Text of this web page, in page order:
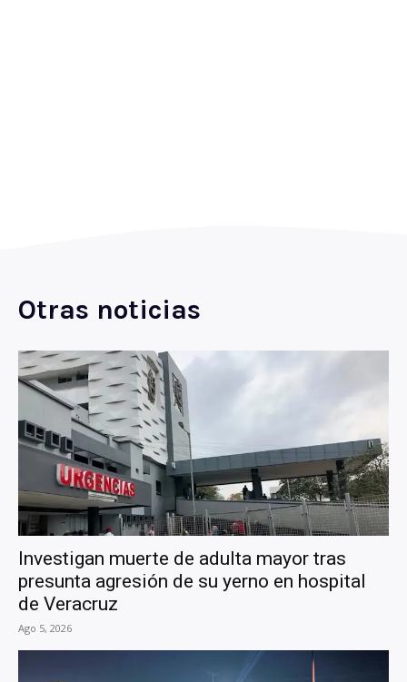
Otras noticias
Investigan muerte de adulta mayor tras
presunta agresión de su yerno en hospital
de Veracruz
Ago 5, 2026